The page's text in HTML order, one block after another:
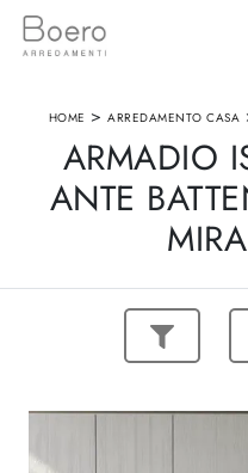
HOME >ARREDAMENTO CASA
ARMADIO
ANTE